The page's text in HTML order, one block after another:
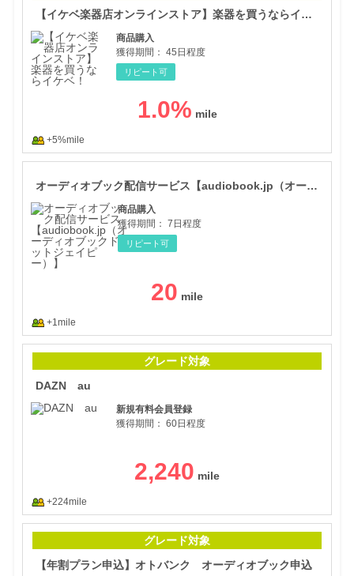
【イケベ楽器店オンラインストア】楽器を買うならイケベ！
商品購入
獲得期間： 45日程度
リピート可
1.0%
+5%mile
オーディオブック配信サービス【audiobook.jp（オーディオブックドットジェイピー）】
商品購入
獲得期間： 7日程度
リピート可
20
+1mile
グレード対象
DAZN au
新規有料会員登録
獲得期間： 60日程度
2,240
+224mile
グレード対象
【年割プラン申込】オトバンク オーディオブック申込